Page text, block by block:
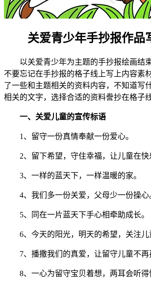
关爱青少年手抄报作品
以关爱青少年为主题的手抄报绘画结
不要忘记在手抄报的格子线上写上内容素
了一些和主题相关的资料内容，不知道写
相关的文字，选择合适的资料誊抄在格子线
一、关爱儿童的宣传标语
1、留守一份真情奉献一份爱心。
2、留下希望，守住幸福，让儿童在快
3、一样的蓝天下，一样温暖的家。
4、我们多一份关爱，父母少一份操心
5、同在一片蓝天下手心相牵助成长。
6、今天的阳光，明天的希望，关注儿
7、播撒我们的真爱，让留守儿童不再
8、一心为留守宝贝着想，两耳会听得